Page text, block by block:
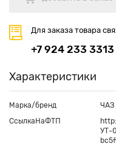
Для заказа товара
+7 924 233 3313
Характеристики
Марка/бренд
ЧАЗ
СсылкаНаФТП
УТ-